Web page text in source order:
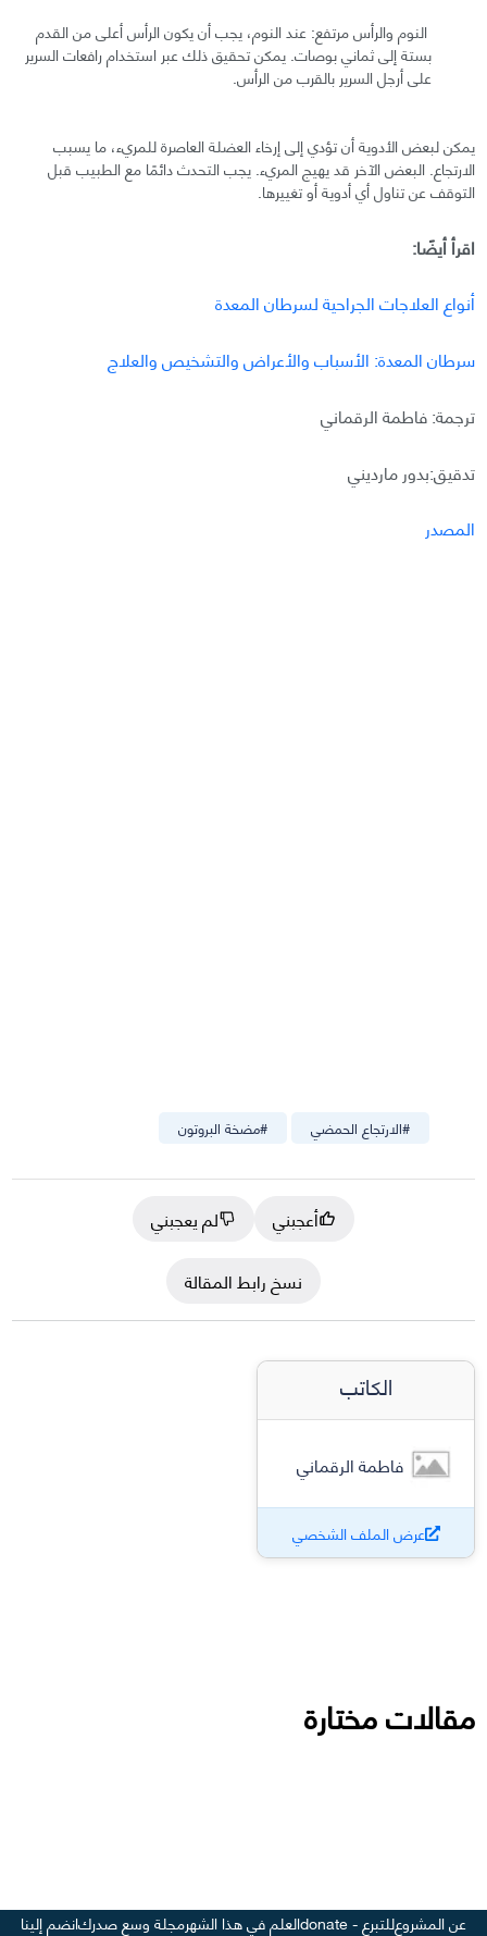
النوم والرأس مرتفع: عند النوم، يجب أن يكون الرأس أعلى من القدم
بستة إلى ثماني بوصات. يمكن تحقيق ذلك عبر استخدام رافعات السرير
على أرجل السرير بالقرب من الرأس.
يمكن لبعض الأدوية أن تؤدي إلى إرخاء العضلة العاصرة للمريء، ما يسبب
الارتجاع. البعض الآخر قد يهيج المريء. يجب التحدث دائمًا مع الطبيب قبل
التوقف عن تناول أي أدوية أو تغييرها.
اقرأ أيضًا:
أنواع العلاجات الجراحية لسرطان المعدة
سرطان المعدة: الأسباب والأعراض والتشخيص والعلاج
ترجمة: فاطمة الرقماني
تدقيق:بدور مارديني
المصدر
#مضخة البروتون #الارتجاع الحمضي
أعجبني
لم يعجبني
نسخ رابط المقالة
الكاتب
فاطمة الرقماني
عرض الملف الشخصي
مقالات مختارة
عن المشروعللتبرع - donate العلم في هذا الشهرمجلة وسع صدركانضم إلينا